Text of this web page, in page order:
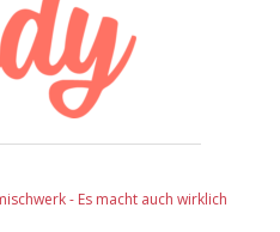
- Es macht auch wirklich